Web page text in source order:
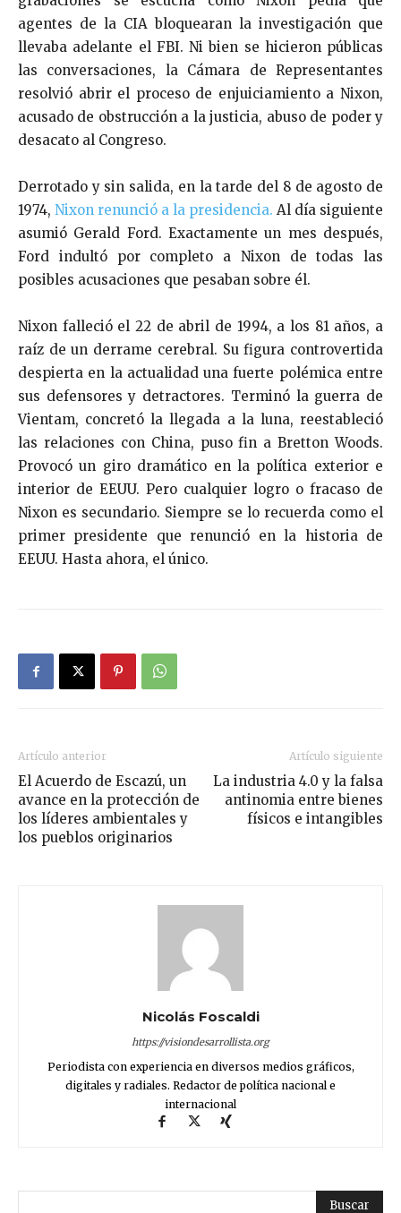
agentes de la CIA bloquearan la investigación que
llevaba adelante el FBI. Ni bien se hicieron públicas
las conversaciones, la Cámara de Representantes
resolvió abrir el proceso de enjuiciamiento a Nixon,
acusado de obstrucción a la justicia, abuso de poder y
desacato al Congreso.
Derrotado y sin salida, en la tarde del 8 de agosto de
1974, Nixon renunció a la presidencia. Al día siguiente
asumió Gerald Ford. Exactamente un mes después,
Ford indultó por completo a Nixon de todas las
posibles acusaciones que pesaban sobre él.
Nixon falleció el 22 de abril de 1994, a los 81 años, a
raíz de un derrame cerebral. Su figura controvertida
despierta en la actualidad una fuerte polémica entre
sus defensores y detractores. Terminó la guerra de
Vientam, concretó la llegada a la luna, reestableció
las relaciones con China, puso fin a Bretton Woods.
Provocó un giro dramático en la política exterior e
interior de EEUU. Pero cualquier logro o fracaso de
Nixon es secundario. Siempre se lo recuerda como el
primer presidente que renunció en la historia de
EEUU. Hasta ahora, el único.
Artículo anterior
El Acuerdo de Escazú, un
avance en la protección de
los líderes ambientales y
los pueblos originarios
Artículo siguiente
La industria 4.0 y la falsa
antinomia entre bienes
físicos e intangibles
Nicolás Foscaldi
https://visiondesarrollista.org
Periodista con experiencia en diversos medios gráficos,
digitales y radiales. Redactor de política nacional e
internacional